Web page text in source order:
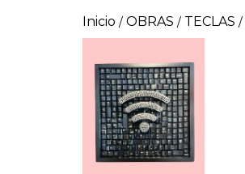
Inicio / OBRAS / TECLAS /